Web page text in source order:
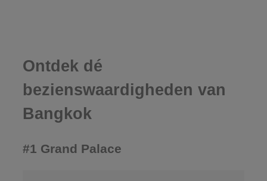
Ontdek dé
bezienswaardigheden van
Bangkok
#1 Grand Palace